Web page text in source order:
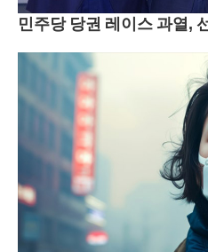
민주당 당권 레이스 과열,